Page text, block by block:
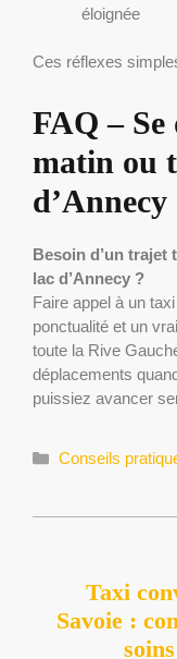
éloignée
Ces réflexes
FAQ –
matin ou
d’Annecy
Besoin d’un trajet
lac d’Annecy ?
Faire appel à un
ponctualité et un
toute la Rive
déplacements
puissiez avancer
Catégories
Conseils
Taxi
Savoie :